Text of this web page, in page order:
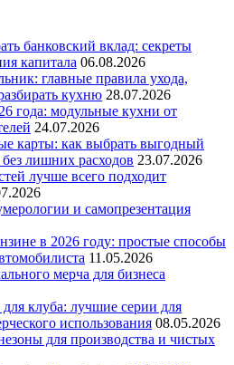
банковский вклад: секреты
капитала 06.08.2026
главные правила ухода,
кухню 28.07.2026
года: модульные кухни от
24.07.2026
карты: как выбрать выгодный
лишних расходов 23.07.2026
лучше всего подходит
и самопрезентация
в 2026 году: простые способы
11.05.2026
мерча для бизнеса
клуба: лучшие серии для
использования 08.05.2026
для производства и чистых